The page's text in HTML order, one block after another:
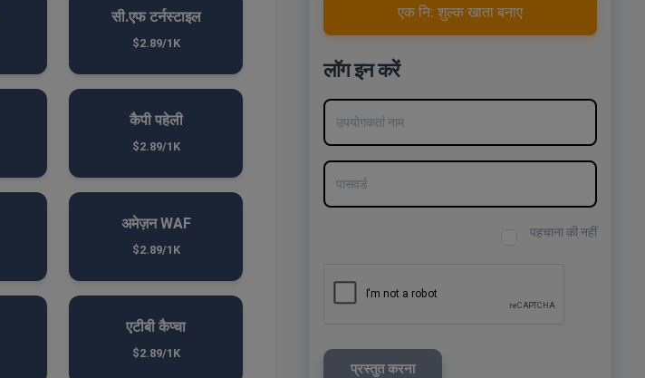
सी.एफ टर्नस्टाइल
$2.89/1K
कैपी पहेली
$2.89/1K
अमेज़न WAF
$2.89/1K
एटीबी कैप्चा
$2.89/1K
एक नि: शुल्क खाता बनाए
लॉग इन करें
उपयोगकर्ता नाम
पासवर्ड
पहचाना की नहीं
प्रस्तुत करना